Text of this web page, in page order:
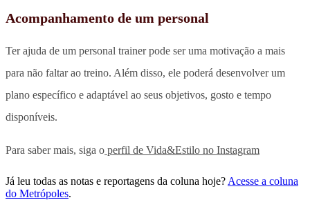
Acompanhamento de um personal
Ter ajuda de um personal trainer pode ser uma motivação a mais
para não faltar ao treino. Além disso, ele poderá desenvolver um
plano específico e adaptável ao seus objetivos, gosto e tempo
disponíveis.
Para saber mais, siga o perfil de Vida&Estilo no Instagram
Já leu todas as notas e reportagens da coluna hoje? Acesse a coluna
do Metrópoles.